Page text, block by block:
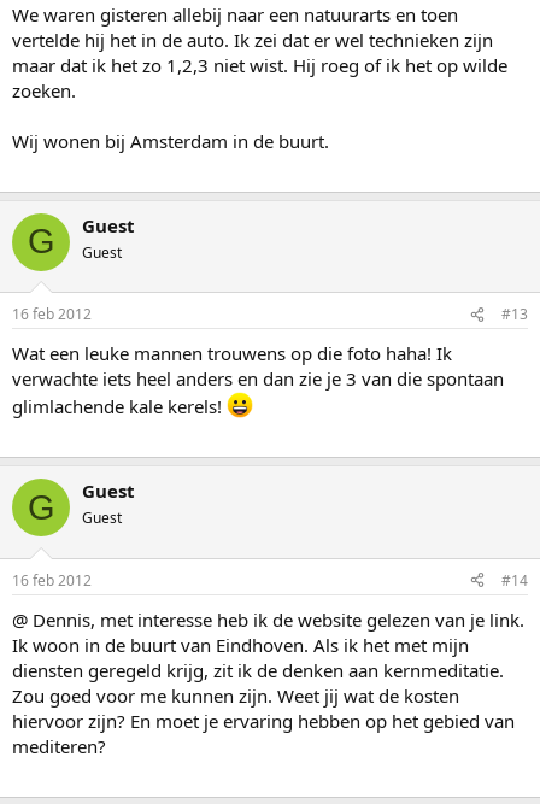
We waren gisteren allebij naar een natuurarts en toen
vertelde hij het in de auto. Ik zei dat er wel technieken zijn
maar dat ik het zo 1,2,3 niet wist. Hij roeg of ik het op wilde
zoeken.
Wij wonen bij Amsterdam in de buurt.
G Guest
Guest
16 feb 2012 #13
Wat een leuke mannen trouwens op die foto haha! Ik
verwachte iets heel anders en dan zie je 3 van die spontaan
glimlachende kale kerels!
G Guest
Guest
16 feb 2012 #14
@ Dennis, met interesse heb ik de website gelezen van je link.
Ik woon in de buurt van Eindhoven. Als ik het met mijn
diensten geregeld krijg, zit ik de denken aan kernmeditatie.
Zou goed voor me kunnen zijn. Weet jij wat de kosten
hiervoor zijn? En moet je ervaring hebben op het gebied van
mediteren?